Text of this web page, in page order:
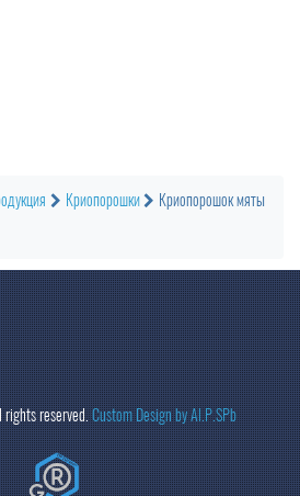
Криопорошки Криопорошок мяты
rights reserved.Custom Design by Al.P.SPb